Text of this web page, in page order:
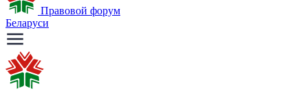
Правовой форум
Беларуси